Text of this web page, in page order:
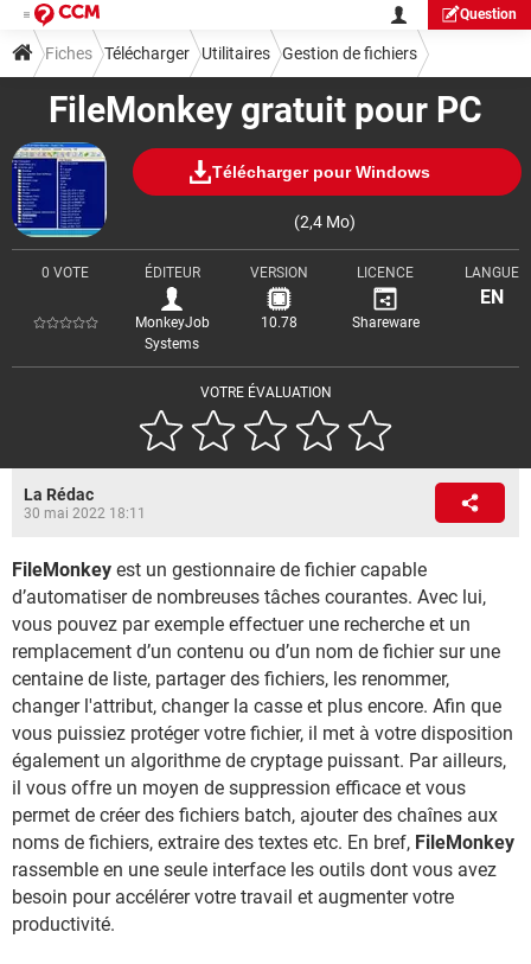
Question
FileMonkey gratuit pour PC
Télécharger pour Windows
(2,4 Mo)
VOTRE ÉVALUATION
0 VOTE ÉDITEUR
MonkeyJob
Systems
VERSION
10.78
LICENCE
Shareware
LANGUE
EN
Fiches Télécharger Utilitaires Gestion de fichiers
La Rédac
30 mai 2022 18:11
FileMonkey est un gestionnaire de fichier capable
d’automatiser de nombreuses tâches courantes. Avec lui,
vous pouvez par exemple effectuer une recherche et un
remplacement d’un contenu ou d’un nom de fichier sur une
centaine de liste, partager des fichiers, les renommer,
changer l'attribut, changer la casse et plus encore. Afin que
vous puissiez protéger votre fichier, il met à votre disposition
également un algorithme de cryptage puissant. Par ailleurs,
il vous offre un moyen de suppression efficace et vous
permet de créer des fichiers batch, ajouter des chaînes aux
noms de fichiers, extraire des textes etc. En bref, FileMonkey
rassemble en une seule interface les outils dont vous avez
besoin pour accélérer votre travail et augmenter votre
productivité.